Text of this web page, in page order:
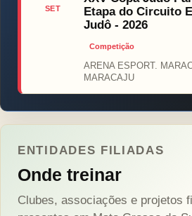
SET
Etapa do Circuito
Judô - 2026
Competição
ARENA ESPORT.
MARACAJU
ENTIDADES FILIADAS
Onde treinar
Clubes, associações e projetos